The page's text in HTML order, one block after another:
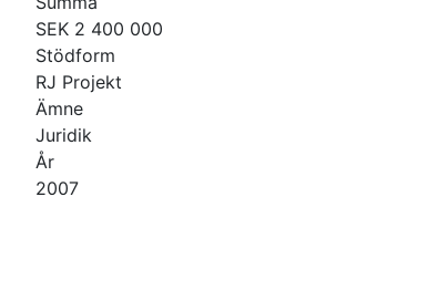
SEK 2 400 000
Stödform
RJ Projekt
Ämne
Juridik
År
2007